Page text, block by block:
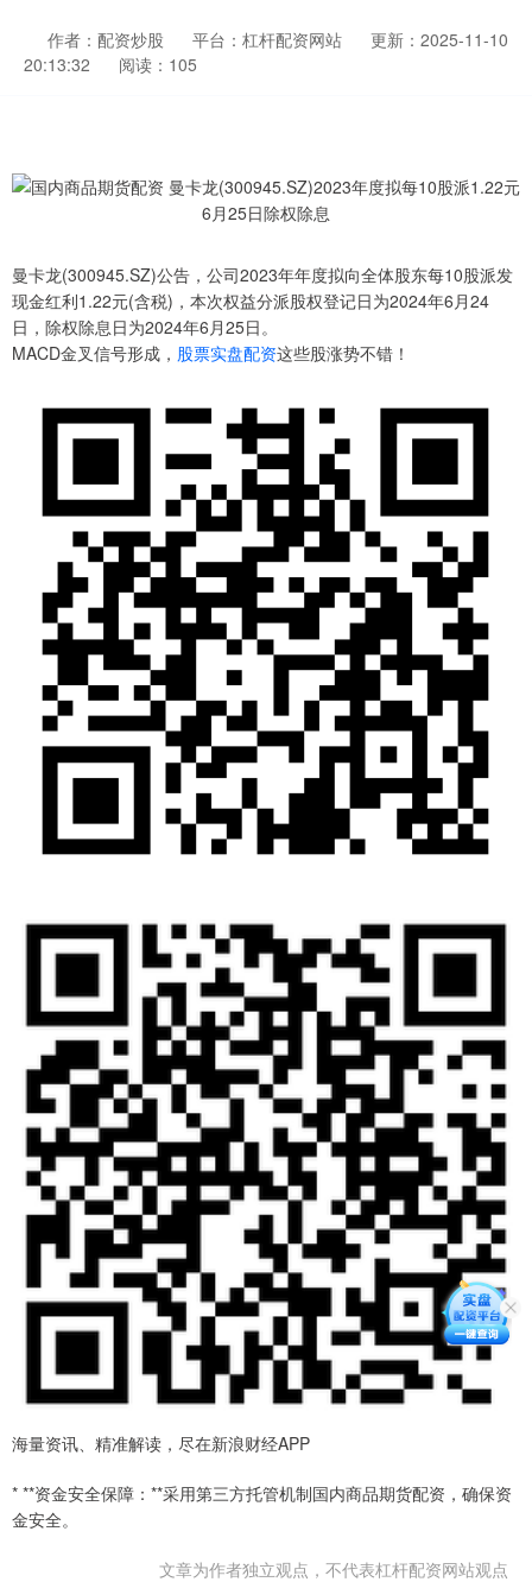
作者：配资炒股 平台：杠杆配资网站
更新：2025-11-10
20:13:32
阅读：105
曼卡龙(300945.SZ)公告，公司2023年年度拟向全体股东每10股派发
现金红利1.22元(含税)，本次权益分派股权登记日为2024年6月24
日，除权除息日为2024年6月25日。
MACD金叉信号形成， 股票实盘配资这些股涨势不错！
海量资讯、精准解读，尽在新浪财经APP
* **资金安全保障：**采用第三方托管机制国内商品期货配资，确保资
金安全。
文章为作者独立观点，不代表杠杆配资网站观点